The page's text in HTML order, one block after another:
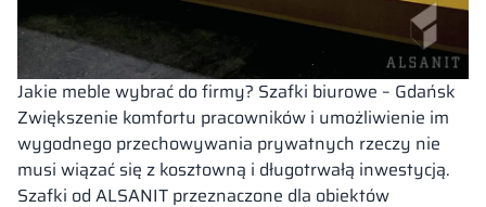
Jakie meble wybrać do firmy? Szafki biurowe – Gdańsk
Zwiększenie komfortu pracowników i umożliwienie im
wygodnego przechowywania prywatnych rzeczy nie
musi wiązać się z kosztowną i długotrwałą inwestycją.
Szafki od ALSANIT przeznaczone dla obiektów